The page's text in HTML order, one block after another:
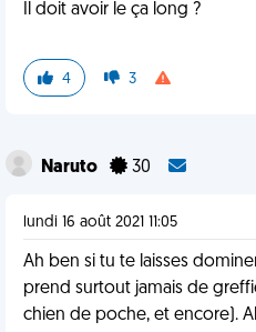
Il doit avoir le ça long ?
4 3
Naruto 30
lundi 16 août 2021 11:05
Ah ben si tu te laisses
prend surtout jamais de
chien de poche, et encore).